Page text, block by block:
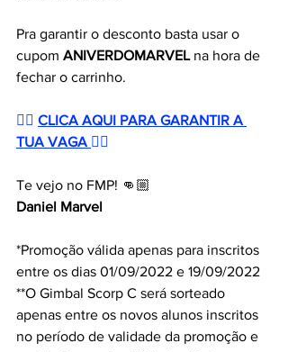
Pra garantir o desconto basta usar o
cupom ANIVERDOMARVEL na hora de
fechar o carrinho.
👉🏼 CLICA AQUI PARA GARANTIR A
TUA VAGA 👈🏼
Te vejo no FMP! 👊🏼
Daniel Marvel
*Promoção válida apenas para inscritos
entre os dias 01/09/2022 e 19/09/2022
**O Gimbal Scorp C será sorteado
apenas entre os novos alunos inscritos
no período de validade da promoção e